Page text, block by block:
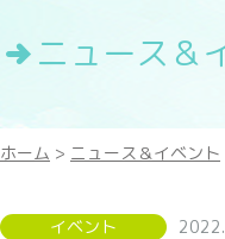
ニュース＆
ホーム > ニュース＆イベント
イベント